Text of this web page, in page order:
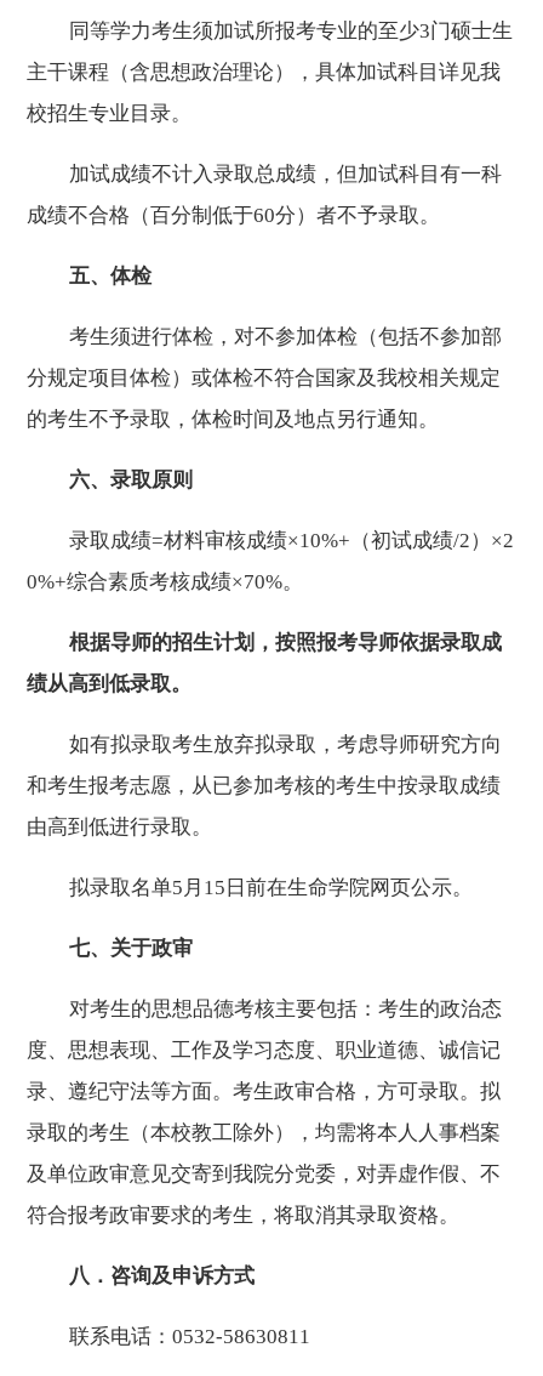
同等学力考生须加试所报考专业的至少3门硕士生
主干课程（含思想政治理论），具体加试科目详见我
校招生专业目录。
加试成绩不计入录取总成绩，但加试科目有一科
成绩不合格（百分制低于60分）者不予录取。
五、体检
考生须进行体检，对不参加体检（包括不参加部
分规定项目体检）或体检不符合国家及我校相关规定
的考生不予录取，体检时间及地点另行通知。
六、录取原则
录取成绩=材料审核成绩×10%+ （初试成绩/2）×2
0%+综合素质考核成绩×70%。
根据导师的招生计划，按照报考导师依据录取成
绩从高到低录取。
如有拟录取考生放弃拟录取，考虑导师研究方向
和考生报考志愿，从已参加考核的考生中按录取成绩
由高到低进行录取。
拟录取名单5 月 15 日 前在生命学院网页公示。
七、关于政审
对考生的思想品德考核主要包括：考生的政治态
度、思想表现、工作及学习态度、职业道德、诚信记
录、遵纪守法等方面。考生政审合格，方可录取。拟
录取的考生（本校教工除外），均需将本人人事档案
及单位政审意见交寄到我院分党委，对弄虚作假、不
符合报考政审要求的考生，将取消其录取资格。
八．咨询及申诉方式
联系电话： 0532-58630811